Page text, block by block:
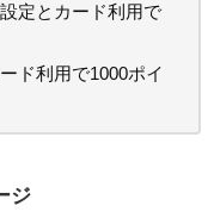
定とカード利用で
ド利用で1000ポイ
ジ